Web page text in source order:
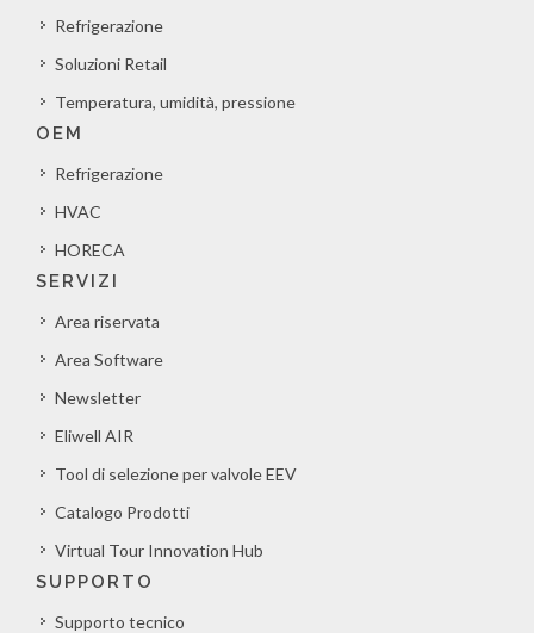
Refrigerazione
Soluzioni Retail
Temperatura, umidità, pressione
OEM
Refrigerazione
HVAC
HORECA
SERVIZI
Area riservata
Area Software
Newsletter
Eliwell AIR
Tool di selezione per valvole EEV
Catalogo Prodotti
Virtual Tour Innovation Hub
SUPPORTO
Supporto tecnico